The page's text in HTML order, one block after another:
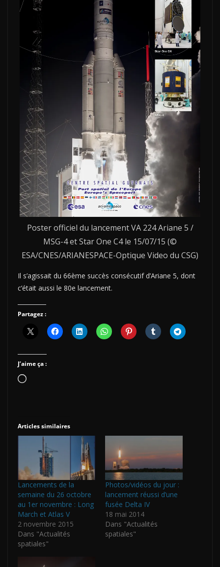
Poster officiel du lancement VA 224 Ariane 5 /
MSG-4 et Star One C4 le 15/07/15 (©
ESA/CNES/ARIANESPACE-Optique Video du CSG)
Il s’agissait du 66ème succès consécutif d’Ariane 5, dont
c’était aussi le 80e lancement.
Partagez :
J’aime ça :
Chargement…
Articles similaires
Lancements de la
semaine du 26 octobre
au 1er novembre : Long
March et Atlas V
2 novembre 2015
Dans "Actualités
spatiales"
Photos/vidéos du jour :
lancement réussi d’une
fusée Delta IV
18 mai 2014
Dans "Actualités
spatiales"